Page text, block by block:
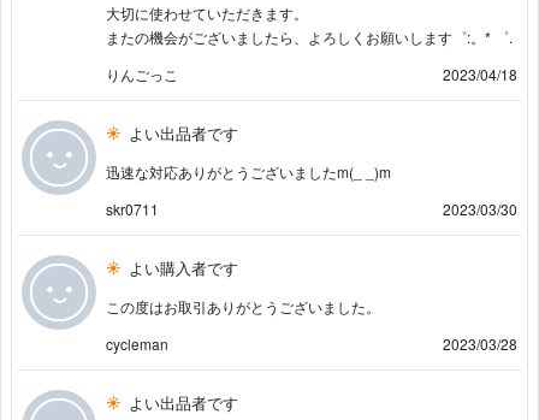
大切に使わせていただきます。
またの機会がございましたら、よろしくお願いします゜:。* ゜.
りんごっこ
2023/04/18
よい出品者です
迅速な対応ありがとうございましたm(_ _)m
skr0711
2023/03/30
よい購入者です
この度はお取引ありがとうございました。
cycleman
2023/03/28
よい出品者です